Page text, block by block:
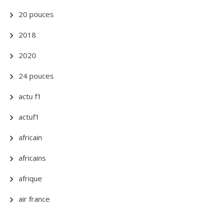
20 pouces
2018
2020
24 pouces
actu f1
actuf1
africain
africains
afrique
air france